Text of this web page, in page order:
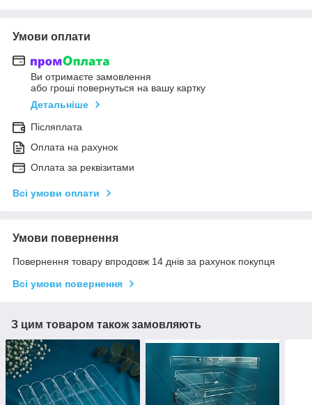
Умови оплати
Ви отримаєте замовлення
або гроші повернуться на вашу картку
Детальніше
Післяплата
Оплата на рахунок
Оплата за реквізитами
Всі умови оплати
Умови повернення
Повернення товару впродовж 14 днів за рахунок покупця
Всі умови повернення
З цим товаром також замовляють